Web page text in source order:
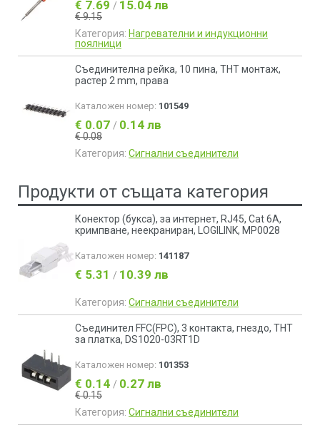
€ 7.69 / 15.04 лв
€ 9.15
Категория: Нагревателни и индукционни
поялници
Съединителна рейка, 10 пина, THT монтаж,
растер 2 mm, права
Каталожен номер: 101549
€ 0.07 / 0.14 лв
€ 0.08
Категория: Сигнални съединители
Продукти от същата категория
Конектор (букса), за интернет, RJ45, Cat 6А,
кримпване, неекраниран, LOGILINK, MP0028
Каталожен номер: 141187
€ 5.31 / 10.39 лв
Категория: Сигнални съединители
Съединител FFC(FPC), 3 контакта, гнездо, THT
за платка, DS1020-03RT1D
Каталожен номер: 101353
€ 0.14 / 0.27 лв
€ 0.15
Категория: Сигнални съединители